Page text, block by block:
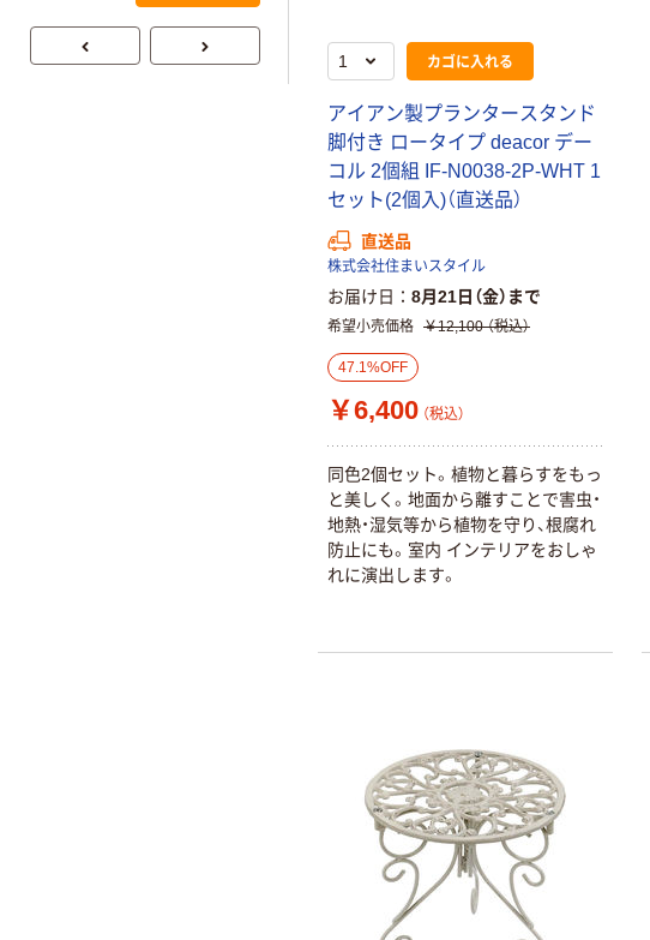
カゴに入れる
アイアン製プランタースタンド
脚付き ロータイプ deacor デー
コル 2個組 IF-N0038-2P-WHT 1
セット(2個入)（直送品）
直送品
株式会社住まいスタイル
お届け日 8月21日（金）まで
希望小売価格 ￥12,100 （税込）
47.1%OFF
￥6,400 （税込）
同色2個セット。植物と暮らすをもっ
と美しく。地面から離すことで害虫・
地熱・湿気等から植物を守り、根腐れ
防止にも。室内 インテリアをおしゃ
れに演出します。